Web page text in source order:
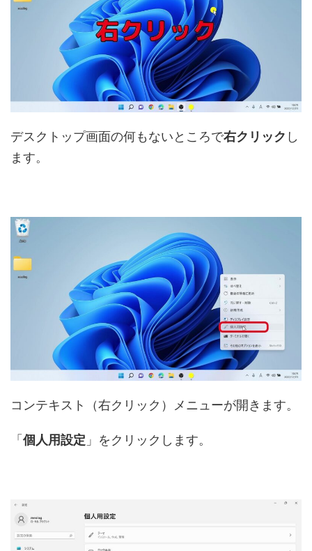
デスクトップ画面の何もないところで右クリック し
ます。
コンテキスト（右クリック）メニューが開きます。
「 個人用設定 」をクリックします。